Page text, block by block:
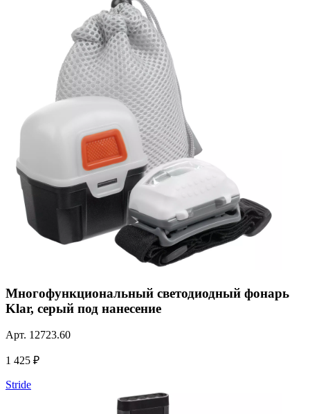
Многофункциональный светодиодный фонарь
Klar, серый под нанесение
Арт. 12723.60
1 425 ₽
Stride